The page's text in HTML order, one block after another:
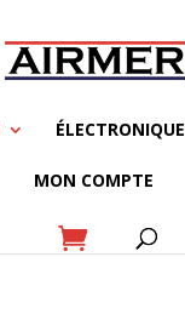
ÉLECTRONIQUE
MON COMPTE